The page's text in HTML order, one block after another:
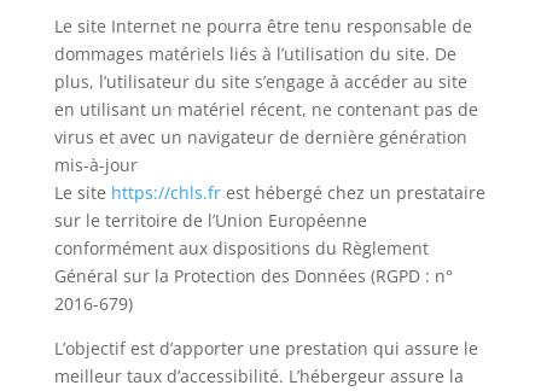
Le site Internet ne pourra être tenu responsable de
dommages matériels liés à l’utilisation du site. De
plus, l’utilisateur du site s’engage à accéder au site
en utilisant un matériel récent, ne contenant pas de
virus et avec un navigateur de dernière génération
mis-à-jour
Le site https://chls.frest hébergé chez un prestataire
sur le territoire de l’Union Européenne
conformément aux dispositions du Règlement
Général sur la Protection des Données (RGPD : n°
2016-679)
L’objectif est d’apporter une prestation qui assure le
meilleur taux d’accessibilité. L’hébergeur assure la